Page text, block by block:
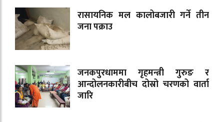
रासायनिक मल कालोबजारी गर्ने तीन
जना पक्राउ
जनकपुरधाममा गृहमन्त्री गुरुङ र
आन्दोलनकारीबीच दोस्रो चरणको वार्ता
जारि